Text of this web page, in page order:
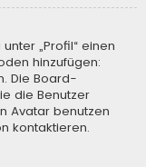
„Profil“ einen
hinzufügen:
Die Board-
die Benutzer
Avatar benutzen
kontaktieren.